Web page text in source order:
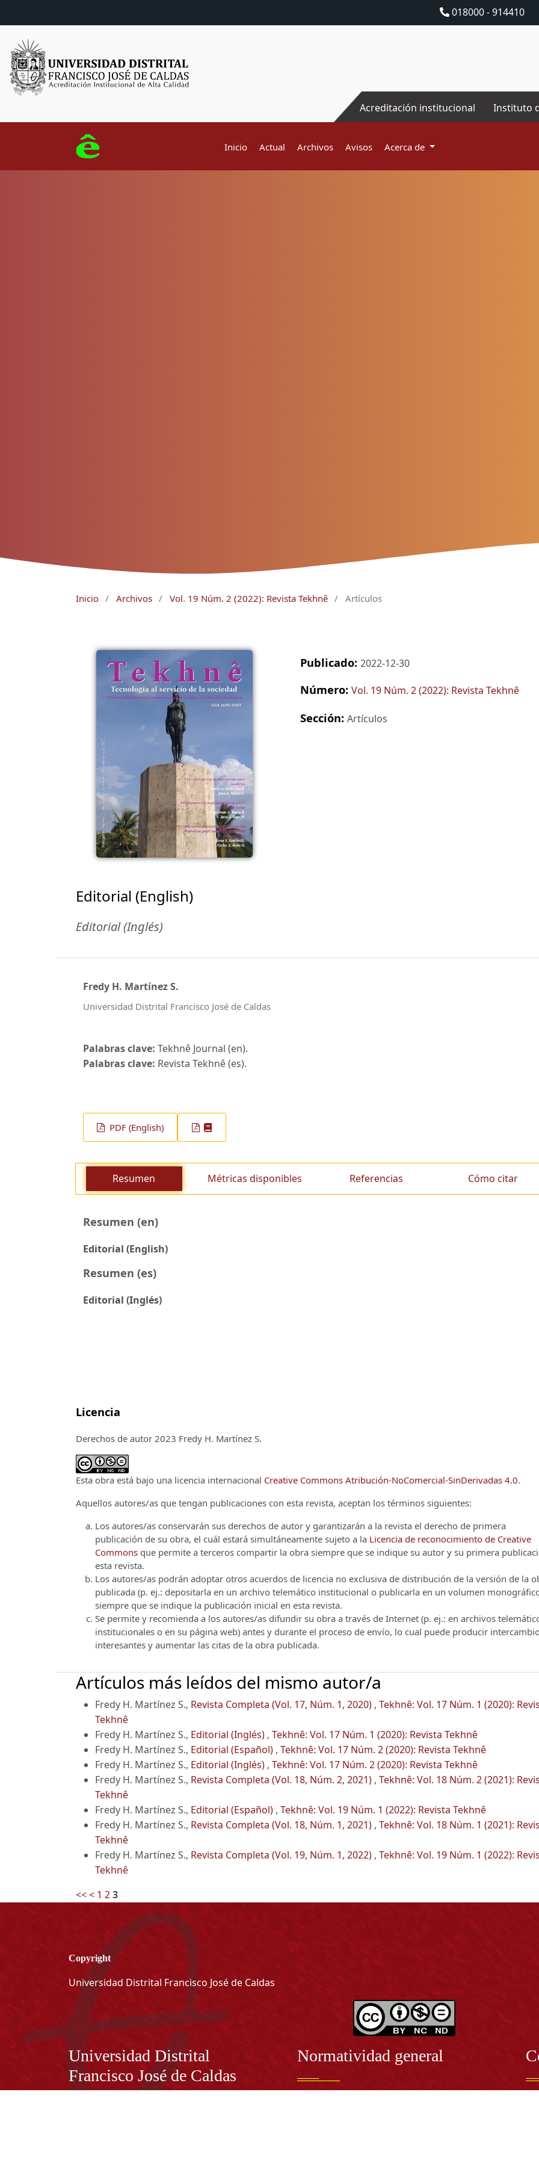
018000 - 914410
Acreditación institucional Instituto
Inicio Actual Archivos Avisos Acerca de
Inicio / Archivos / Vol. 19 Núm. 2 (2022): Revista Tekhnê / Artículos
Publicado: 2022-12-30
Número: Vol. 19 Núm. 2 (2022): Revista Tekhnê
Sección: Artículos
Editorial (English)
Editorial (Inglés)
Fredy H. Martínez S.
Universidad Distrital Francisco José de Caldas
Palabras clave: Tekhnê Journal (en).
Palabras clave: Revista Tekhnê (es).
PDF (English)
Resumen Métricas disponibles Referencias Cómo citar
Resumen (en)
Editorial (English)
Resumen (es)
Editorial (Inglés)
Licencia
Derechos de autor 2023 Fredy H. Martínez S.
Esta obra está bajo una licencia internacional Creative Commons Atribución-NoComercial-SinDerivadas 4.0.
Aquellos autores/as que tengan publicaciones con esta revista, aceptan los términos siguientes:
Los autores/as conservarán sus derechos de autor y garantizarán a la revista el derecho de primera
publicación de su obra, el cuál estará simultáneamente sujeto a la Licencia de reconocimiento de Creative
Commons que permite a terceros compartir la obra siempre que se indique su autor y su primera
esta revista.
Los autores/as podrán adoptar otros acuerdos de licencia no exclusiva de distribución de la versión de la
publicada (p. ej.: depositarla en un archivo telemático institucional o publicarla en un volumen
siempre que se indique la publicación inicial en esta revista.
Se permite y recomienda a los autores/as difundir su obra a través de Internet (p. ej.: en archivos
institucionales o en su página web) antes y durante el proceso de envío, lo cual puede producir
interesantes y aumentar las citas de la obra publicada.
Artículos más leídos del mismo autor/a
Fredy H. Martínez S., Revista Completa (Vol. 17, Núm. 1, 2020) , Tekhnê: Vol. 17 Núm. 1 (2020):
Tekhnê
Fredy H. Martínez S., Editorial (Inglés) , Tekhnê: Vol. 17 Núm. 1 (2020): Revista Tekhnê
Fredy H. Martínez S., Editorial (Español) , Tekhnê: Vol. 17 Núm. 2 (2020): Revista Tekhnê
Fredy H. Martínez S., Editorial (Inglés) , Tekhnê: Vol. 17 Núm. 2 (2020): Revista Tekhnê
Fredy H. Martínez S., Revista Completa (Vol. 18, Núm. 2, 2021) , Tekhnê: Vol. 18 Núm. 2 (2021):
Tekhnê
Fredy H. Martínez S., Editorial (Español) , Tekhnê: Vol. 19 Núm. 1 (2022): Revista Tekhnê
Fredy H. Martínez S., Revista Completa (Vol. 18, Núm. 1, 2021) , Tekhnê: Vol. 18 Núm. 1 (2021):
Tekhnê
Fredy H. Martínez S., Revista Completa (Vol. 19, Núm. 1, 2022) , Tekhnê: Vol. 19 Núm. 1 (2022):
Tekhnê
<<< 1 23
Copyright
Universidad Distrital Francisco José de Caldas
Información
Universidad Distrital
Francisco José de Caldas
NIT. 899.999.230.7
Normatividad general